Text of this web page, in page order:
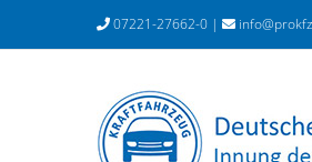
07221-27662-0 |